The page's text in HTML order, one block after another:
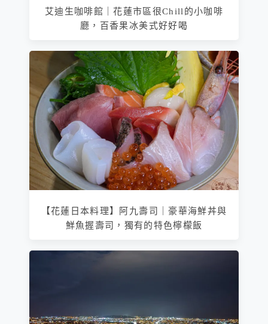
艾迪生咖啡館｜花蓮市區很Chill的小咖啡
廳，百香果冰美式好好喝
【花蓮日本料理】阿九壽司｜豪華海鮮丼與
鮮魚握壽司，獨有的特色檸檬飯